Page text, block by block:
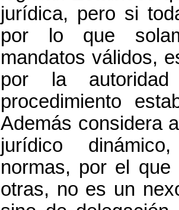
jurídica, pero si
por lo que
mandatos válidos,
por la
procedimiento
Además considera
jurídico
normas, por el
otras, no es un